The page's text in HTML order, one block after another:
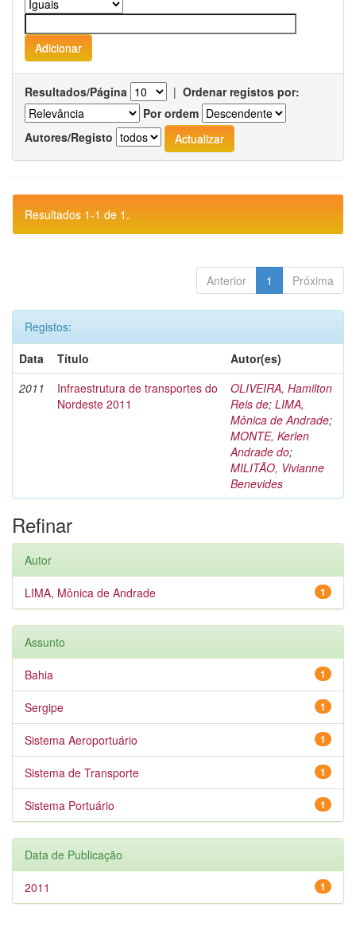
Resultados/Página | Ordenar registos por:
Por ordem
Autores/Registo
Resultados 1-1 de 1.
Anterior 1 Próxima
Registos:
Data
Título
Autor(es)
2011
Infraestrutura de transportes do
Nordeste 2011
OLIVEIRA, Hamilton
Reis de; LIMA,
Mônica de Andrade;
MONTE, Kerlen
Andrade do;
MILITÃO, Vivianne
Benevides
Refinar
Autor
1
LIMA, Mônica de Andrade
Assunto
1
Bahia
1
Sergipe
1
Sistema Aeroportuário
1
Sistema de Transporte
1
Sistema Portuário
Data de Publicação
1
2011